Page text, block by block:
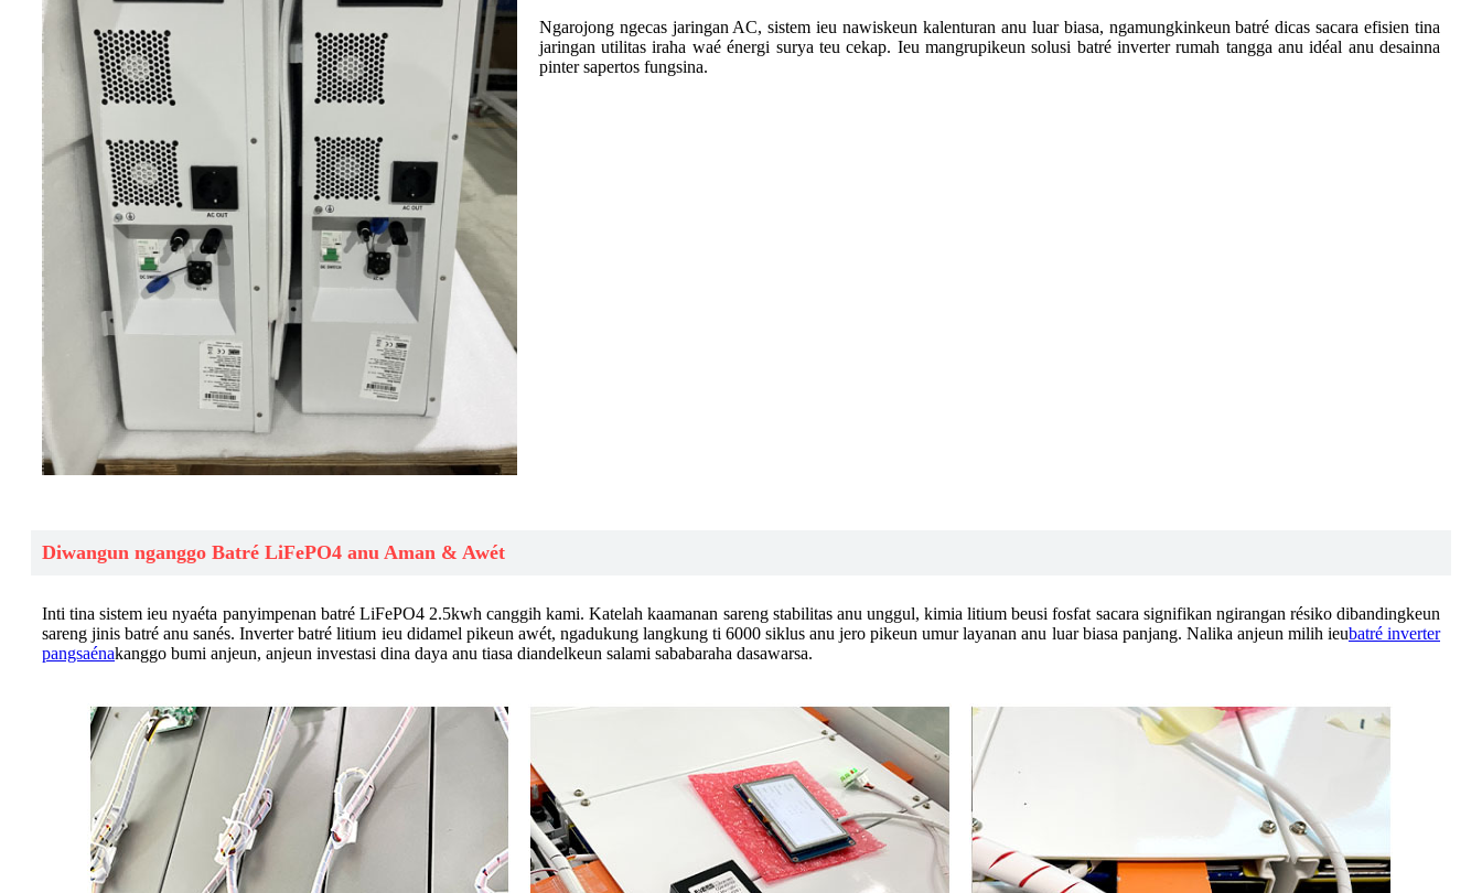
Ngarojong ngecas jaringan AC, sistem ieu nawiskeun kalenturan anu luar biasa, ngamungkinkeun batré dicas sacara efisien tina
jaringan utilitas iraha waé énergi surya teu cekap. Ieu mangrupikeun solusi batré inverter rumah tangga anu idéal anu desainna
pinter sapertos fungsina.
Diwangun nganggo Batré LiFePO4 anu Aman & Awét
Inti tina sistem ieu nyaéta panyimpenan batré LiFePO4 2.5kwh canggih kami. Katelah kaamanan sareng stabilitas anu unggul, kimia litium beusi fosfat sacara signifikan ngirangan résiko dibandingkeun
sareng jinis batré anu sanés. Inverter batré litium ieu didamel pikeun awét, ngadukung langkung ti 6000 siklus anu jero pikeun umur layanan anu luar biasa panjang. Nalika anjeun milih ieubatré inverter
pangsaénakanggo bumi anjeun, anjeun investasi dina daya anu tiasa diandelkeun salami sababaraha dasawarsa.